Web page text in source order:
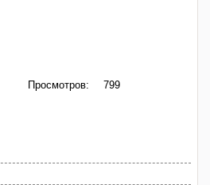
Просмотров: 799